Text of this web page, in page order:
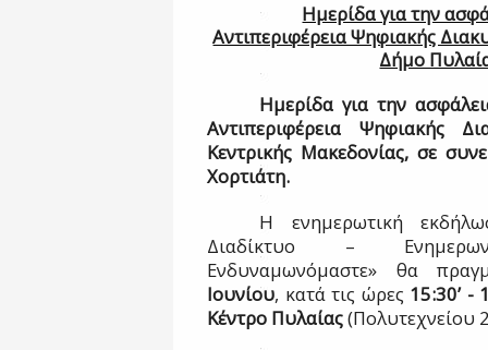
Ημερίδα για την
Αντιπεριφέρεια Ψηφιακής
Δήμο
Ημερίδα για την
Αντιπεριφέρεια Ψηφιακής
Κεντρικής Μακεδονίας, σε
Χορτιάτη.
Η ενημερωτική
Διαδίκτυο –
Ενδυναμωνόμαστε» θα
Ιουνίου, κατά τις ώρες 15:30’ -
Κέντρο Πυλαίας(Πολυτεχνείου